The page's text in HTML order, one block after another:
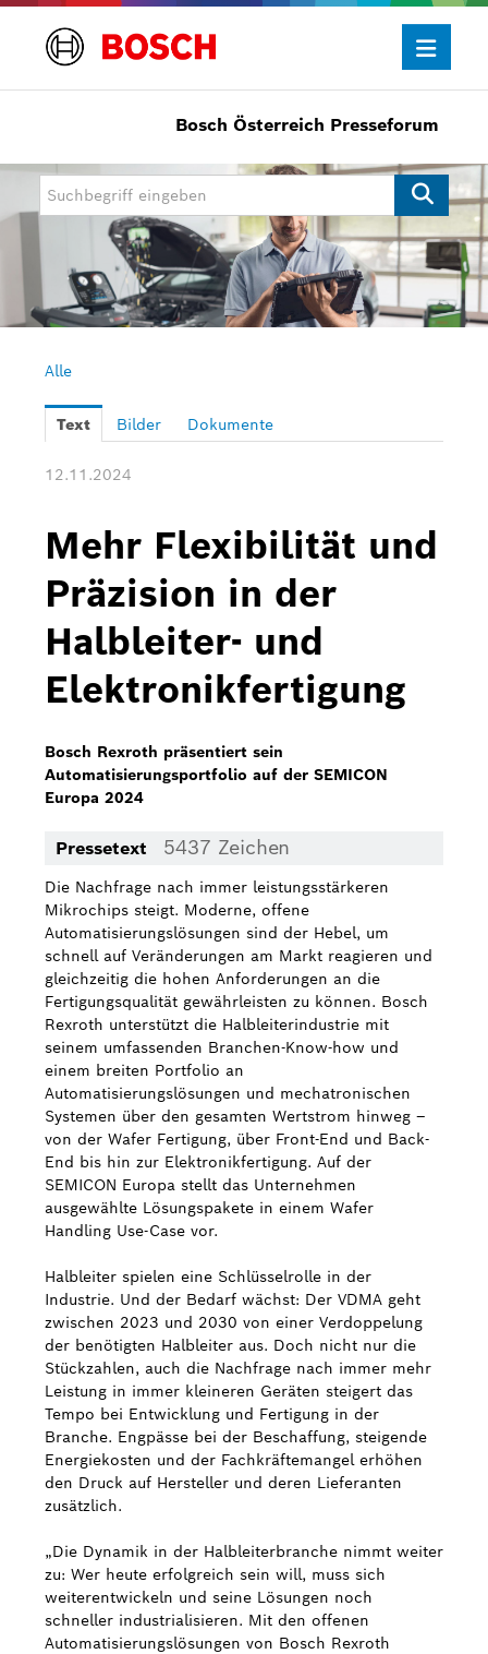
Presseinformationen
Allgemein/Wirtschaft
Bosch Innovationspreis
eBike Systems
Mobility
Power Tools
Buderus
Pressemappen
Hausgeräte
Downloads
Pressemappen
Fotos
Über uns
Bosch in Österreich
Karriere bei Bosch in Österreich
Bosch Weltweit
Kontakt
Bosch Österreich Presseforum
Alle
Text Bilder Dokumente
12.11.2024
Mehr Flexibilität und
Präzision in der
Halbleiter- und
Elektronikfertigung
Bosch Rexroth präsentiert sein
Automatisierungsportfolio auf der SEMICON
Europa 2024
Pressetext 5437 Zeichen
Die Nachfrage nach immer leistungsstärkeren
Mikrochips steigt. Moderne, offene
Automatisierungslösungen sind der Hebel, um
schnell auf Veränderungen am Markt reagieren und
gleichzeitig die hohen Anforderungen an die
Fertigungsqualität gewährleisten zu können. Bosch
Rexroth unterstützt die Halbleiterindustrie mit
seinem umfassenden Branchen-Know-how und
einem breiten Portfolio an
Automatisierungslösungen und mechatronischen
Systemen über den gesamten Wertstrom hinweg –
von der Wafer Fertigung, über Front-End und Back-
End bis hin zur Elektronikfertigung. Auf der
SEMICON Europa stellt das Unternehmen
ausgewählte Lösungspakete in einem Wafer
Handling Use-Case vor.
Halbleiter spielen eine Schlüsselrolle in der
Industrie. Und der Bedarf wächst: Der VDMA geht
zwischen 2023 und 2030 von einer Verdoppelung
der benötigten Halbleiter aus. Doch nicht nur die
Stückzahlen, auch die Nachfrage nach immer mehr
Leistung in immer kleineren Geräten steigert das
Tempo bei Entwicklung und Fertigung in der
Branche. Engpässe bei der Beschaffung, steigende
Energiekosten und der Fachkräftemangel erhöhen
den Druck auf Hersteller und deren Lieferanten
zusätzlich.
„Die Dynamik in der Halbleiterbranche nimmt weiter
zu: Wer heute erfolgreich sein will, muss sich
weiterentwickeln und seine Lösungen noch
schneller industrialisieren. Mit den offenen
Automatisierungslösungen von Bosch Rexroth